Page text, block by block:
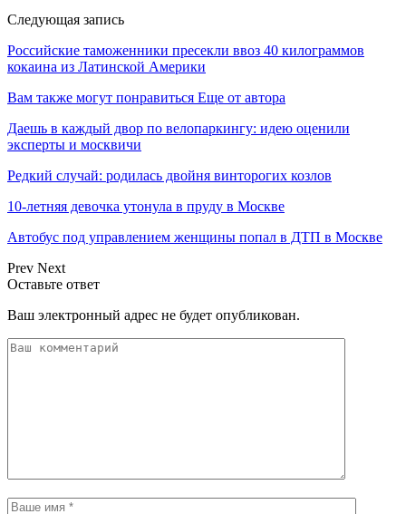
Следующая запись
Российские таможенники пресекли ввоз 40 килограммов
кокаина из Латинской Америки
Вам также могут понравиться Еще от автора
Даешь в каждый двор по велопаркингу: идею оценили
эксперты и москвичи
Редкий случай: родилась двойня винторогих козлов
10-летняя девочка утонула в пруду в Москве
Автобус под управлением женщины попал в ДТП в Москве
Prev Next
Оставьте ответ
Ваш электронный адрес не будет опубликован.